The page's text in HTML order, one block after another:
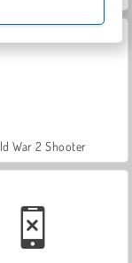
War 2 Shooter